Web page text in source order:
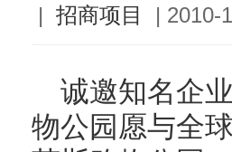
| 招商项目 | 2010-
诚邀知名企
物公园愿与全